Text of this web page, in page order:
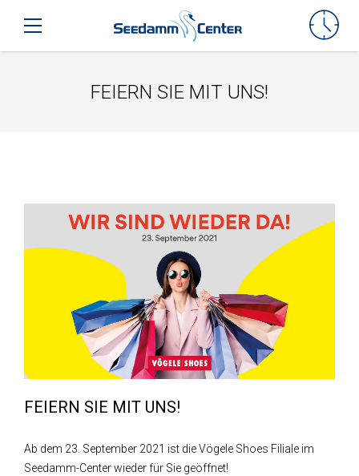
Seedamm-Center
Toggle mobile navigation
FEIERN SIE MIT UNS!
FEIERN SIE MIT UNS!
Ab dem 23. September 2021 ist die Vögele Shoes Filiale im
Seedamm-Center wieder für Sie geöffnet!